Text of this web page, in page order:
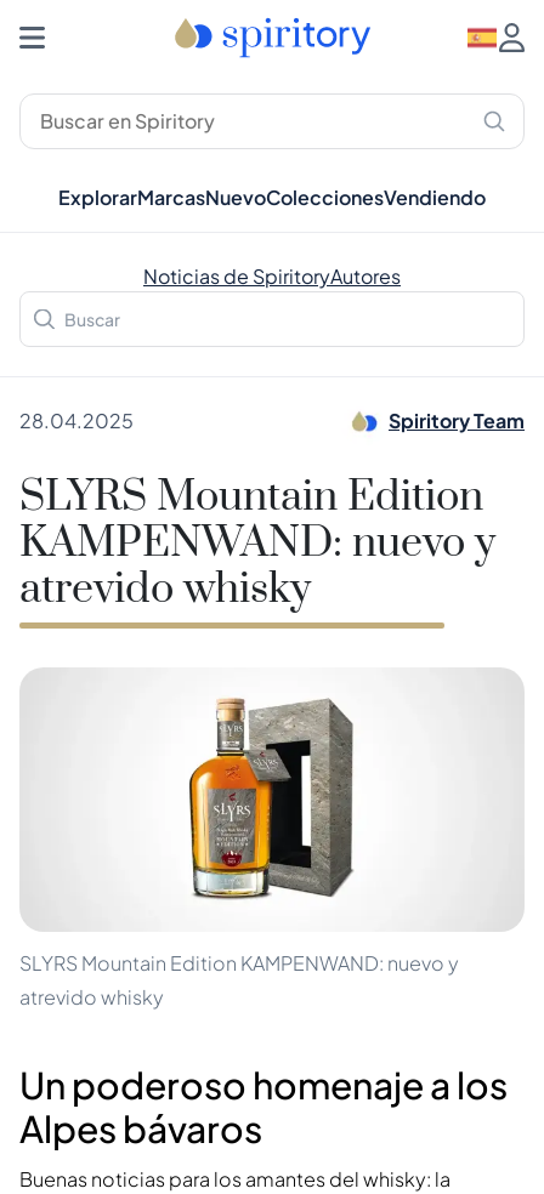
ExplorarMarcasNuevoColeccionesVendiendo
Noticias de SpiritoryAutores
28.04.2025 Spiritory Team
SLYRS Mountain Edition
KAMPENWAND: nuevo y
atrevido whisky
SLYRS Mountain Edition KAMPENWAND: nuevo y
atrevido whisky
Un poderoso homenaje a los
Alpes bávaros
Buenas noticias para los amantes del whisky: la